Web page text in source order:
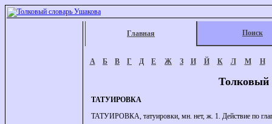
Главная Поиск
А Б В Г Д Е Ж З И Й К Л М Н
Толковый
ТАТУИРОВКА
ТАТУИРОВКА, татуировки, мн. нет, ж. 1. Действие по